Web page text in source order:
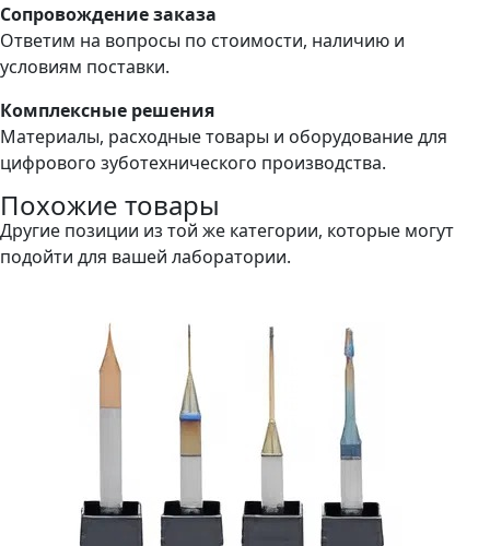
Сопровождение заказа
Ответим на вопросы по стоимости, наличию и
условиям поставки.
Комплексные решения
Материалы, расходные товары и оборудование для
цифрового зуботехнического производства.
Похожие товары
Другие позиции из той же категории, которые могут
подойти для вашей лаборатории.